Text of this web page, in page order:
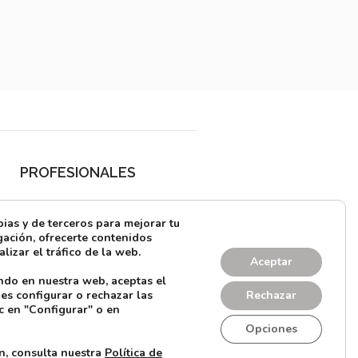
PROFESIONALES
Prensa
Directorio
CONTACTO
y de terceros para mejorar tu
ofrecerte contenidos
el tráfico de la web.
en nuestra web, aceptas el
configurar o rechazar las
en "Configurar" o en
consulta nuestra Política de
Aceptar
Rechazar
Opciones